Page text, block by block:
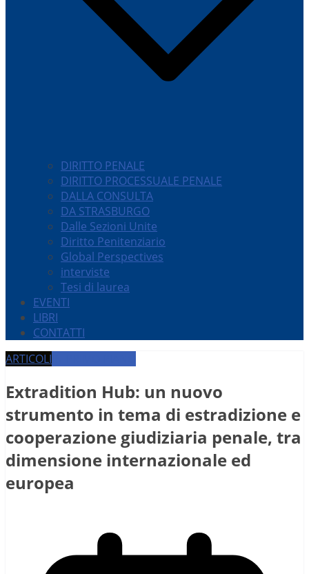
DIRITTO PENALE
DIRITTO PROCESSUALE PENALE
DALLA CONSULTA
DA STRASBURGO
Dalle Sezioni Unite
Diritto Penitenziario
Global Perspectives
interviste
Tesi di laurea
EVENTI
LIBRI
CONTATTI
ARTICOLI
Extradition Hub: un nuovo
strumento in tema di estradizione e
cooperazione giudiziaria penale, tra
dimensione internazionale ed
europea